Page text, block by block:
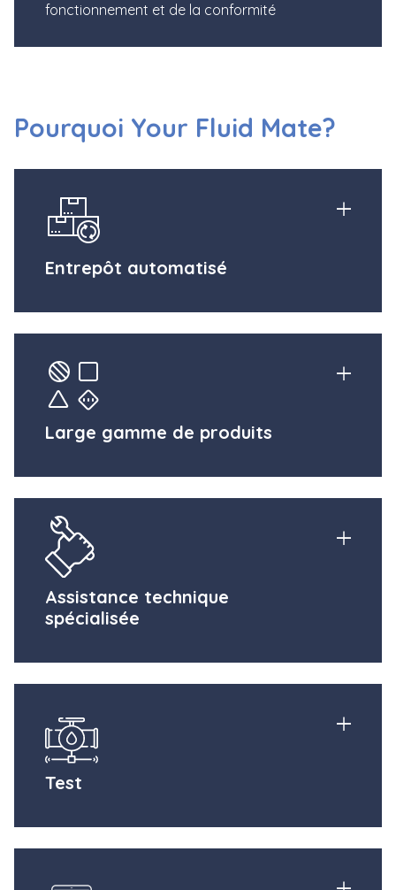
fonctionnement et de la conformité
Pourquoi Your Fluid Mate?
Entrepôt automatisé
Large gamme de produits
Assistance technique
spécialisée
Test